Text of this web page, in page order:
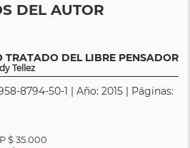
DEL AUTOR
TRATADO DEL LIBRE PENSADOR
Tellez
8794-50-1 | Año: 2015 | Páginas:
$ 35.000